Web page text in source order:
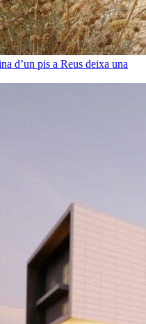
d’un pis a Reus deixa una